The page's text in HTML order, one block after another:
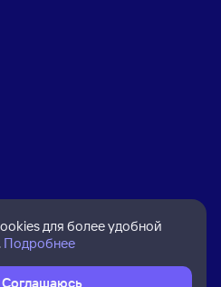
для более удобной
Подробнее
Соглашаюсь